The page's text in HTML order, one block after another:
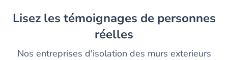
Lisez les témoignages de personnes
réelles
Nos entreprises d'isolation des murs exterieurs